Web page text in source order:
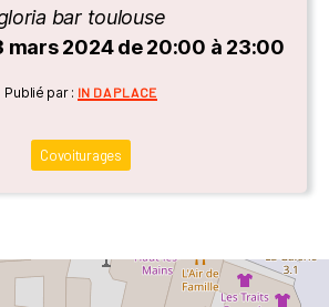
bar toulouse
mars 2024 de 20:00 à 23:00
Catégories
Publié par : IN DA PLACE
Covoiturages